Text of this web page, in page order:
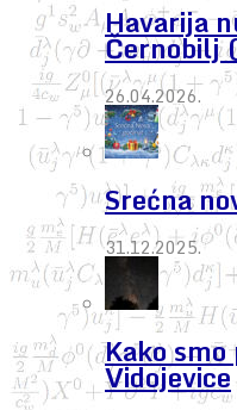
Havarija
26.04.2026.
Srećna
31.12.2025.
Kako
Vidojevice